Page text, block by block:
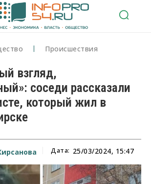
Происшествия
взгляд,
соседи рассказали
который жил в
Дата: 25/03/2024, 15:47